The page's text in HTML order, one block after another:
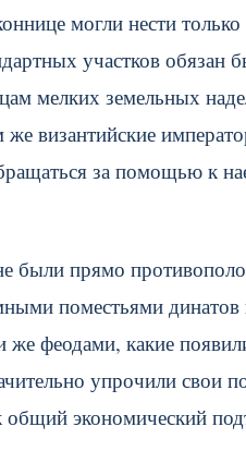
могли нести
участков
мелких земельных
византийские
за помощью к
были прямо
поместьями
феодами, какие
упрочили свои
общий экономический